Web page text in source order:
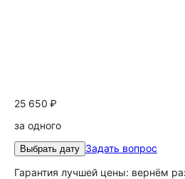
25 650 ₽
за одного
Выбрать дату Задать вопрос
Гарантия лучшей цены: вернём